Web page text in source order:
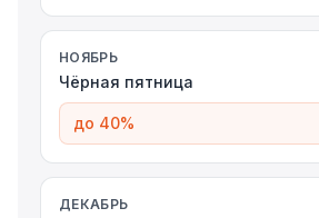
НОЯБРЬ
Чёрная пятница
до 40%
ДЕКАБРЬ